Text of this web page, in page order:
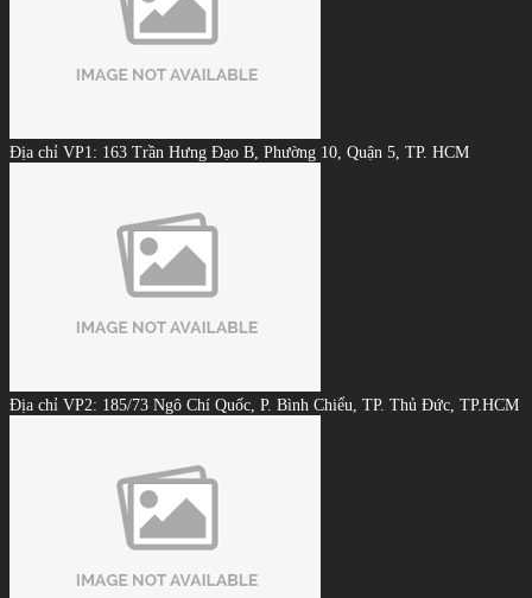
Địa chỉ VP1: 163 Trần Hưng Đạo B, Phường 10, Quận 5, TP. HCM
Địa chỉ VP2: 185/73 Ngô Chí Quốc, P. Bình Chiểu, TP. Thủ Đức, TP.HCM